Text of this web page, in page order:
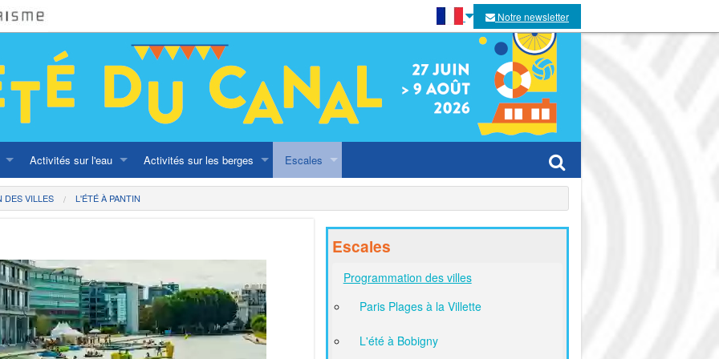
Notre newsletter
olympique
Activités sur l'eau
Naviguer sur les canaux
Croisières
Activités sur les berges
Ateliers
Escales
En famille
Lieux festifs estivaux
DES VILLES L'ÉTÉ À PANTIN
Escales
Programmation des villes
Paris Plages à la Villette
L'été à Bobigny